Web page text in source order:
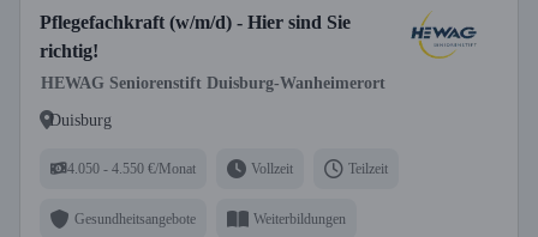
Pflegefachkraft (w/m/d) - Hier sind Sie
richtig!
HEWAG Seniorenstift Duisburg-Wanheimerort
Duisburg
4.050 - 4.550 €/Monat Vollzeit Teilzeit
Gesundheitsangebote Weiterbildungen